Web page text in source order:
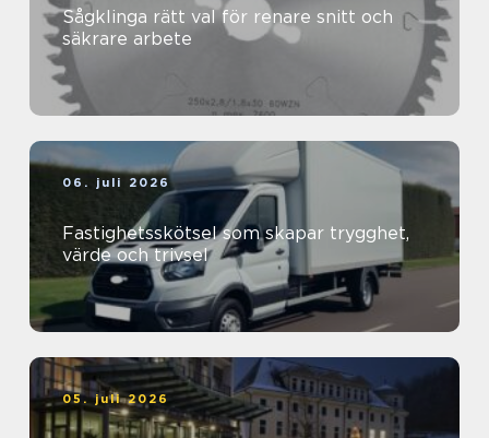
Sågklinga rätt val för renare snitt och
säkrare arbete
06. juli 2026
Fastighetsskötsel som skapar trygghet,
värde och trivsel
05. juli 2026